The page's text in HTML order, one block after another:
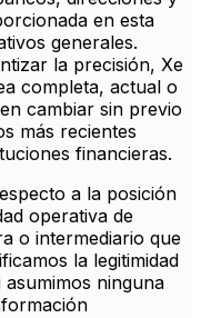
en esta
generales.
la precisión, Xe
completa, actual o
cambiar sin previo
más recientes
financieras.
a la posición
operativa de
o intermediario que
la legitimidad
ninguna